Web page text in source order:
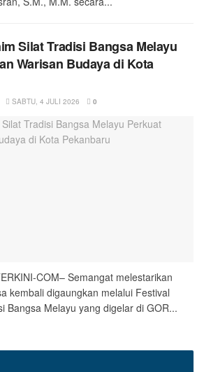
Silat Tradisi Bangsa Melayu
Warisan Budaya di Kota
SABTU, 4 JULI 2026 0
COM– Semangat melestarikan
kembali digaungkan melalui Festival
Bangsa Melayu yang digelar di GOR...